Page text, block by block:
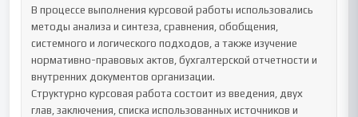
В процессе выполнения курсовой работы использовались
методы анализа и синтеза, сравнения, обобщения,
системного и логического подходов, а также изучение
нормативно-правовых актов, бухгалтерской отчетности и
внутренних документов организации.
Структурно курсовая работа состоит из введения, двух
глав, заключения, списка использованных источников и